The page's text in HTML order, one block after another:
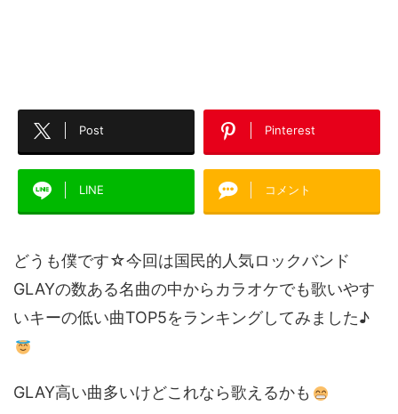
Post Pinterest
LINE コメント
どうも僕です☆今回は国民的人気ロックバンド
GLAYの数ある名曲の中からカラオケでも歌いやす
いキーの低い曲TOP5をランキングしてみました♪
GLAY高い曲多いけどこれなら歌えるかも